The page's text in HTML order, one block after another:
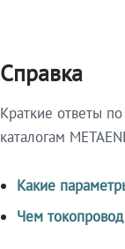
Справка
Краткие ответы
каталогам
Какие
Чем